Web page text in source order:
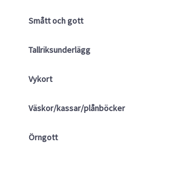
Smått och gott
Tallriksunderlägg
Vykort
Väskor/kassar/plånböcker
Örngott